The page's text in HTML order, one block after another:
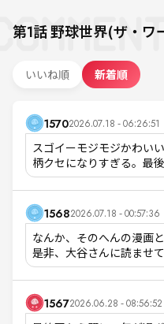
第1話野球世界(ザ・ワ
いいね順 新着順
15702026.07.18 - 06:26:51
スゴイーモジモジかわい
柄クセになりすぎる。最
15682026.07.18 - 00:57:36
なんか、そのへんの漫画
是非、大谷さんに読ませ
15672026.06.28 - 08:56:52